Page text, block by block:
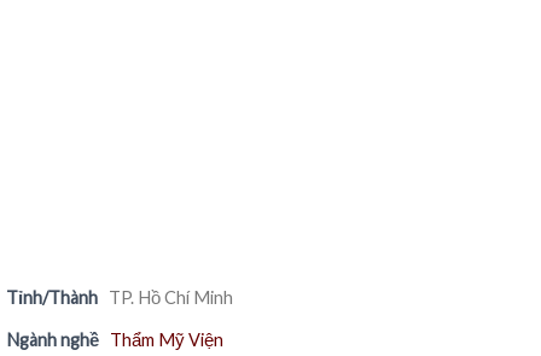
Tỉnh/Thành TP. Hồ Chí Minh
Ngành nghề Thẩm Mỹ Viện